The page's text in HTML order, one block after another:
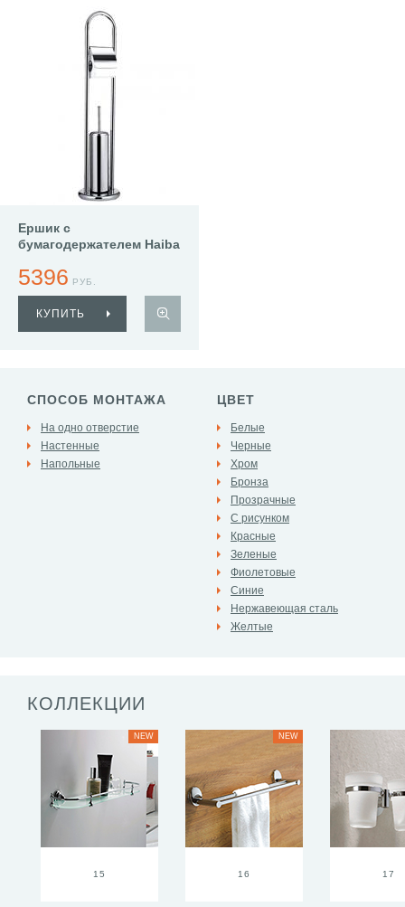
Ершик с
бумагодержателем Haiba
5396 РУБ.
КУПИТЬ
СПОСОБ МОНТАЖА
На одно отверстие
Настенные
Напольные
ЦВЕТ
Белые
Черные
Хром
Бронза
Прозрачные
С рисунком
Красные
Зеленые
Фиолетовые
Синие
Нержавеющая сталь
Желтые
КОЛЛЕКЦИИ
15
NEW
16
NEW
17